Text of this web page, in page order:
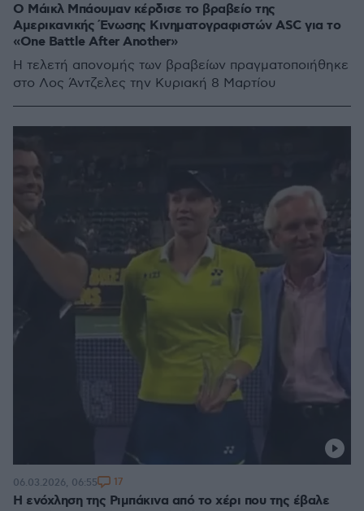
Ο Μάικλ Μπάουμαν κέρδισε το βραβείο της
Αμερικανικής Ένωσης Κινηματογραφιστών ASC για το
«One Battle After Another»
Η τελετή απονομής των βραβείων πραγματοποιήθηκε
στο Λος Άντζελες την Κυριακή 8 Μαρτίου
Η ενόχληση της Ριμπάκινα από το χέρι που της έβαλε
06.03.2026, 06:55 17